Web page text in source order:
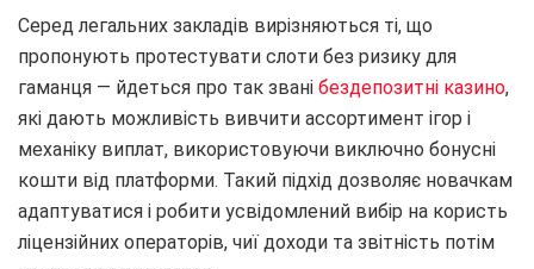
Серед легальних закладів вирізняються ті, що
пропонують протестувати слоти без ризику для
гаманця — йдеться про так звані бездепозитні казино,
які дають можливість вивчити ассортимент ігор і
механіку виплат, використовуючи виключно бонусні
кошти від платформи. Такий підхід дозволяє новачкам
адаптуватися і робити усвідомлений вибір на користь
ліцензійних операторів, чиї доходи та звітність потім